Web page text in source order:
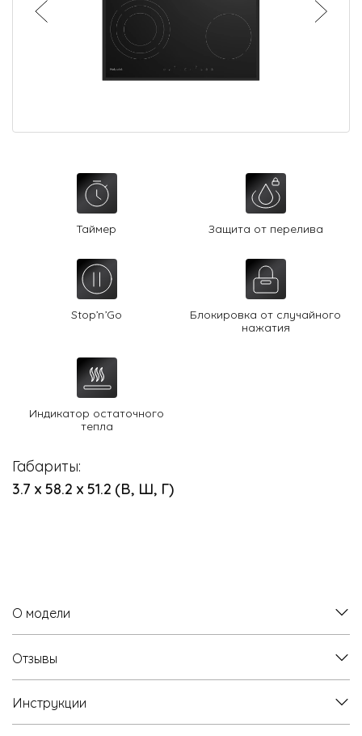
О Hotpoint
8 800 3333 887
Таймер Защита от перелива
Stop’n’Go Блокировка от случайного
нажатия
Индикатор остаточного
тепла
Габариты:
3.7 х 58.2 х 51.2 (В, Ш, Г)
О модели
Отзывы
Инструкции